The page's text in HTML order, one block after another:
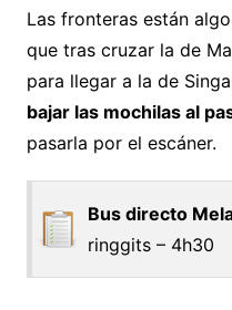
Las fronteras están
que tras cruzar la de
para llegar a la de
bajar las mochilas al
pasarla por el escáner.
Bus directo
ringgits – 4h30